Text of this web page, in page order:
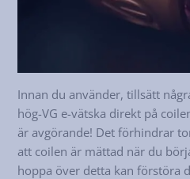
Innan du använder, tillsätt
hög-VG e-vätska direkt på
är avgörande! Det förhindrar
att coilen är mättad när du
hoppa över detta kan förstöra